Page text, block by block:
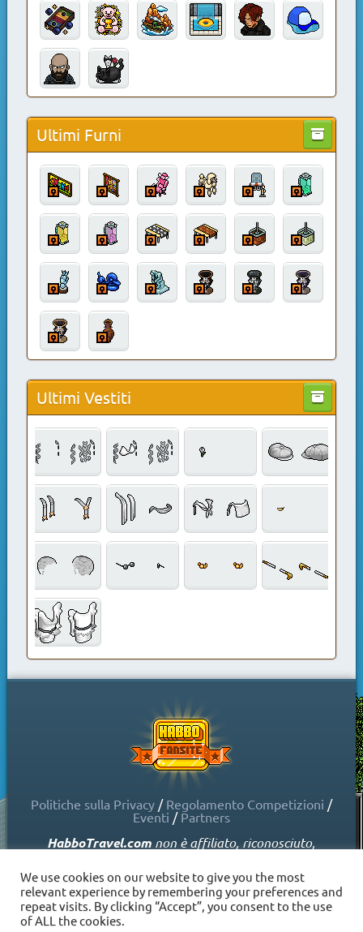
Ultimi Furni
Ultimi Vestiti
Politiche sulla Privacy/ Regolamento Competizioni /
Eventi / Partners
HabboTravel.com non è affiliato, riconosciuto,
o dalle società affiliate. HabboTravel.com può servirsi
di marchi registrati e altre proprietà intellettuali di
Habbo come indicato nelle Politiche sui Fansite.
Copyright © HabboTravel (2012 - 2026) - V. 5.0
We use cookies on our website to give you the most
relevant experience by remembering your preferences and
repeat visits. By clicking “Accept”, you consent to the use
of ALL the cookies.